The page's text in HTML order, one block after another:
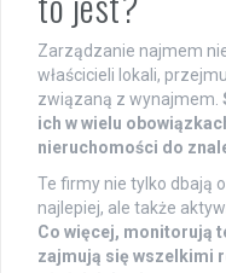
Zarządzanie najmem
właścicieli lokali,
związaną z wynajmem.
ich w wielu
nieruchomości do
Te firmy nie tylko dbają
najlepiej, ale także
Co więcej, monitorują
zajmują się wszelkimi